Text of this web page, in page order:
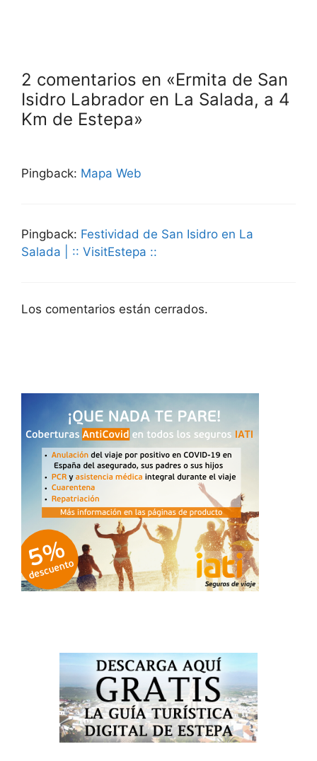
2 comentarios en «Ermita de San
Isidro Labrador en La Salada, a 4
Km de Estepa»
Pingback: Mapa Web
Pingback: Festividad de San Isidro en La
Salada | :: VisitEstepa ::
Los comentarios están cerrados.